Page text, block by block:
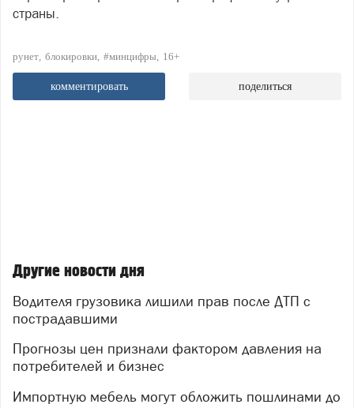
страны.
рунет блокировки #минцифры 16+
комментировать поделиться
Другие новости дня
Водителя грузовика лишили прав после ДТП с
пострадавшими
Прогнозы цен признали фактором давления на
потребителей и бизнес
Импортную мебель могут обложить пошлинами до